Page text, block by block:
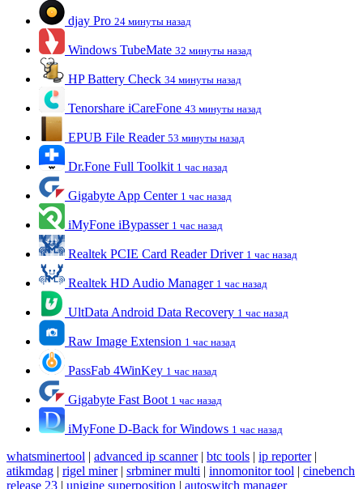
djay Pro 24 минуты назад
Windows TubeMate 32 минуты назад
HP Battery Check 34 минуты назад
Tenorshare iCareFone 43 минуты назад
EPUB File Reader 53 минуты назад
Dr.Fone Full Toolkit 1 час назад
Gigabyte App Center 1 час назад
iMyFone iBypasser 1 час назад
Realtek PCIE Card Reader Driver 1 час назад
Realtek HD Audio Manager 1 час назад
UltData Android Data Recovery 1 час назад
Raw Image Extension 1 час назад
PassFab 4WinKey 1 час назад
Gigabyte Fast Boot 1 час назад
iMyFone D-Back for Windows 1 час назад
whatsminertool | advanced ip scanner| btc tools | ip reporter|
atikmdag | rigel miner| srbminer multi | innomonitor tool | cinebench
release 23 | unigine superposition | autoswitch manager